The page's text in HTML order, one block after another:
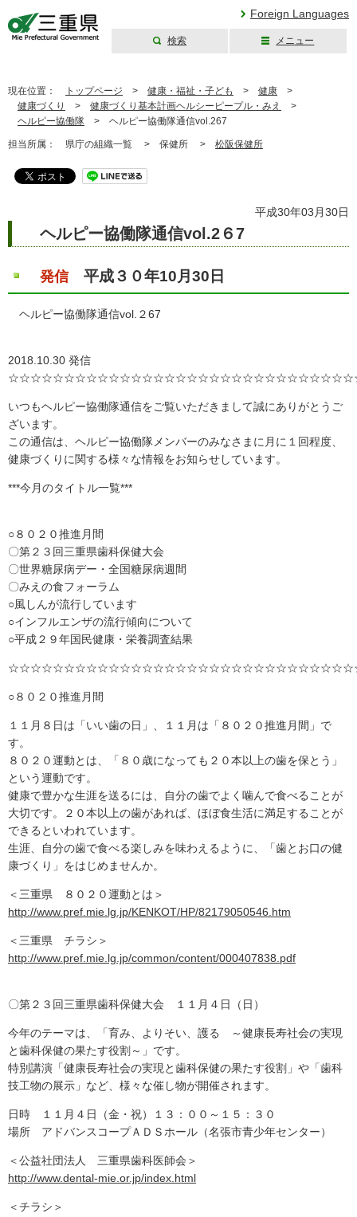
Foreign Languages
検索 メニュー
現在位置： トップページ > 健康・福祉・子ども > 健康 >
健康づくり
> 健康づくり基本計画ヘルシーピープル・みえ
>
ヘルピー協働隊 > ヘルピー協働隊通信vol.267
担当所属： 県庁の組織一覧 > 保健所 > 松阪保健所
平成30年03月30日
ヘルピー協働隊通信vol.2６7
発信平成３０年10月30日
ヘルピー協働隊通信vol.２67
2018.10.30 発信
いつもヘルピー協働隊通信をご覧いただきまして誠にありがとうご
ざいます。
この通信は、ヘルピー協働隊メンバーのみなさまに月に１回程度、
健康づくりに関する様々な情報をお知らせしています。
***今月のタイトル一覧***
○８０２０推進月間
〇第２３回三重県歯科保健大会
〇世界糖尿病デー・全国糖尿病週間
〇みえの食フォーラム
○風しんが流行しています
○インフルエンザの流行傾向について
○平成２９年国民健康・栄養調査結果
○８０２０推進月間
１１月８日は「いい歯の日」、１１月は「８０２０推進月間」で
す。
８０２０運動とは、「８０歳になっても２０本以上の歯を保とう」
という運動です。
健康で豊かな生涯を送るには、自分の歯でよく噛んで食べることが
大切です。２０本以上の歯があれば、ほぼ食生活に満足することが
できるといわれています。
生涯、自分の歯で食べる楽しみを味わえるように、「歯とお口の健
康づくり」をはじめませんか。
＜三重県 ８０２０運動とは＞
http://www.pref.mie.lg.jp/KENKOT/HP/82179050546.htm
＜三重県 チラシ＞
http://www.pref.mie.lg.jp/common/content/000407838.pdf
〇第２３回三重県歯科保健大会 １１月４日（日）
今年のテーマは、「育み、よりそい、護る ～健康長寿社会の実現
と歯科保健の果たす役割～」です。
特別講演「健康長寿社会の実現と歯科保健の果たす役割」や「歯科
技工物の展示」など、様々な催し物が開催されます。
日時 １１月４日（金・祝）１３：００～１５：３０
場所 アドバンスコープＡＤＳホール（名張市青少年センター）
＜公益社団法人 三重県歯科医師会＞
http://www.dental-mie.or.jp/index.html
＜チラシ＞